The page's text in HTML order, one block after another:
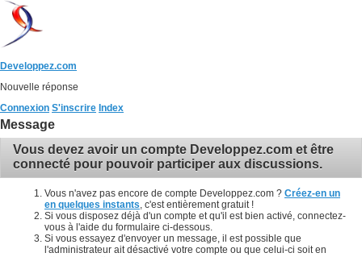
Developpez.com
Nouvelle réponse
Connexion S'inscrire Index
Message
Vous devez avoir un compte Developpez.com et être
connecté pour pouvoir participer aux discussions.
Vous n'avez pas encore de compte Developpez.com ? Créez-en un
en quelques instants , c'est entièrement gratuit !
Si vous disposez déjà d'un compte et qu'il est bien activé, connectez-
vous à l'aide du formulaire ci-dessous.
Si vous essayez d'envoyer un message, il est possible que
l'administrateur ait désactivé votre compte ou que celui-ci soit en